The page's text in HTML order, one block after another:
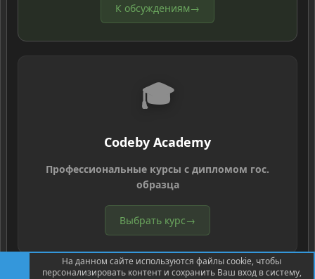
К обсуждениям→
🎓
Codeby Academy
Профессиональные курсы с дипломом гос.
образца
Выбрать курс→
На данном сайте используются файлы cookie, чтобы
персонализировать контент и сохранить Ваш вход в систему,